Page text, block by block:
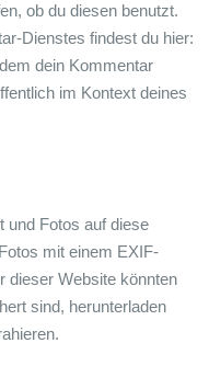
ob du diesen benutzt.
Dienstes findest du hier:
dein Kommentar
im Kontext deines
und Fotos auf diese
mit einem EXIF-
dieser Website könnten
sind, herunterladen